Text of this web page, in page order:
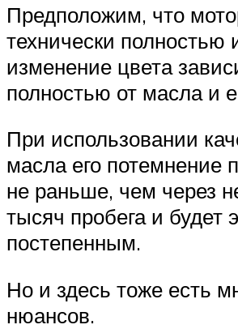
Предположим, что
технически полностью
изменение цвета
полностью от масла и
При использовании
масла его потемнение
не раньше, чем через
тысяч пробега и будет
постепенным.
Но и здесь тоже есть
нюансов.